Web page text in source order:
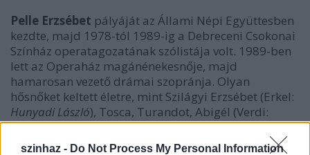
szinhaz - Do Not Process My Personal Information
Pelle Erzsébet pályáját az Állami Népi Együttesben
kezdte, majd 1978-tól 1989-ig a Debreceni Csokonai
Színház operatagozatának szólistája volt. 1989-ben
lett az Operaház magánénekesnője, majd
hamarosan vezető drámai szopránja. Olyan
hősnőket keltett életre, mint Szilágyi Erzsébet (Erkel:
Hunyadi László), Tosca, Turandot, Abigél (Verdi:
Nabucco), Leonora (Verdi:A trubadúr) és Aida,A
sevillai borbély Bertájaként is nagy sikereket aratott.